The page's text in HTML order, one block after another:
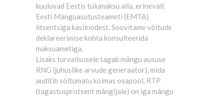
kuuluvad Eestis tulumaksu alla, erinevalt
Eesti Mänguasutusteameti (EMTA)
litsentsiga kasiinodest. Soovitame võitude
deklareerimise kohta konsulteerida
maksuametiga.
Lisaks turvalisusele tagab mängu aususe
RNG (juhuslike arvude generaator), mida
auditib sõltumatu kolmas osapool. RTP
(tagastusprotsent mängijale) on iga mängu